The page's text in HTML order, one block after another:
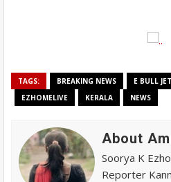
TAGS: BREAKING NEWS E BULL JET
EZHOMELIVE
KERALA NEWS
About
Soorya K
Reporter